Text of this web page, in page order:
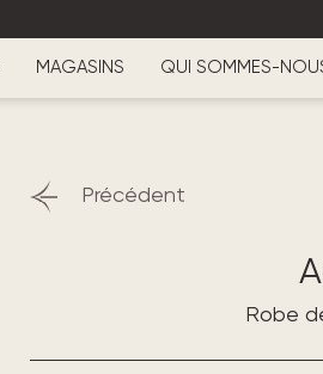
MAGASINS QUI SOMMES-
Précédent
Robe